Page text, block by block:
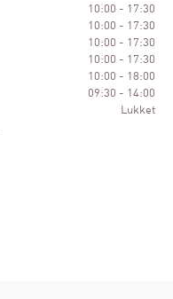
10:00 - 17:30
10:00 - 17:30
10:00 - 17:30
10:00 - 17:30
10:00 - 18:00
09:30 - 14:00
Lukket